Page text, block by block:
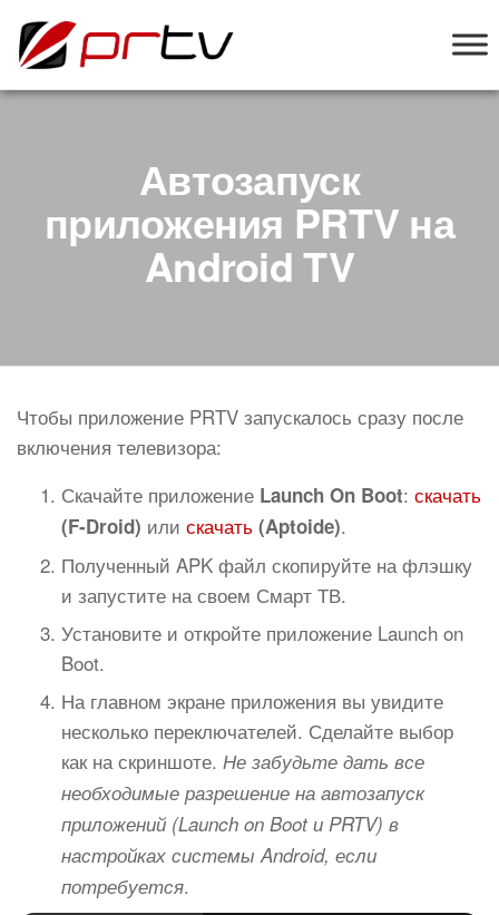
конструктор
Автозапуск
приложения PRTV на
Android TV
Чтобы приложение PRTV запускалось сразу после
включения телевизора:
Скачайте приложение Launch On Boot: скачать
(F-Droid) или скачать (Aptoide).
Полученный APK файл скопируйте на флэшку
и запустите на своем Смарт ТВ.
Установите и откройте приложение Launch on
Boot.
На главном экране приложения вы увидите
несколько переключателей. Сделайте выбор
как на скриншоте. Не забудьте дать все
необходимые разрешение на автозапуск
приложений (Launch on Boot и PRTV) в
настройках системы Android, если
потребуется.